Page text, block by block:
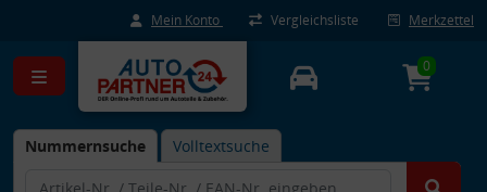
Mein Konto Vergleichsliste Merkzettel
Nummernsuche Volltextsuche
0